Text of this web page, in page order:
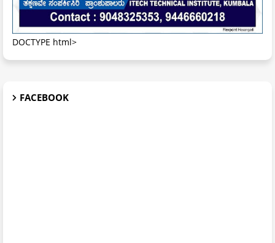
DOCTYPE html>
FACEBOOK